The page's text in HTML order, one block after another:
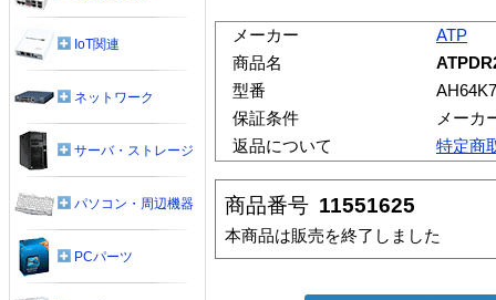
メーカー
ATP
商品名
型番
保証条件
メーカ
返品について
特定商
商品番号 11551625
本商品は販売を終了しました
IoT関連
ネットワーク
サーバ・ストレージ
パソコン・周辺機器
PCパーツ